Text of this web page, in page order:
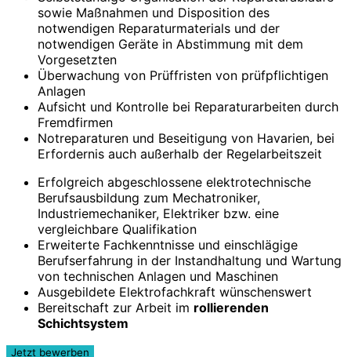
sowie Maßnahmen und Disposition des
notwendigen Reparaturmaterials und der
notwendigen Geräte in Abstimmung mit dem
Vorgesetzten
Überwachung von Prüffristen von prüfpflichtigen
Anlagen
Aufsicht und Kontrolle bei Reparaturarbeiten durch
Fremdfirmen
Notreparaturen und Beseitigung von Havarien, bei
Erfordernis auch außerhalb der Regelarbeitszeit
Erfolgreich abgeschlossene elektrotechnische
Berufsausbildung zum Mechatroniker,
Industriemechaniker, Elektriker bzw. eine
vergleichbare Qualifikation
Erweiterte Fachkenntnisse und einschlägige
Berufserfahrung in der Instandhaltung und Wartung
von technischen Anlagen und Maschinen
Ausgebildete Elektrofachkraft wünschenswert
Bereitschaft zur Arbeit im rollierenden
Schichtsystem